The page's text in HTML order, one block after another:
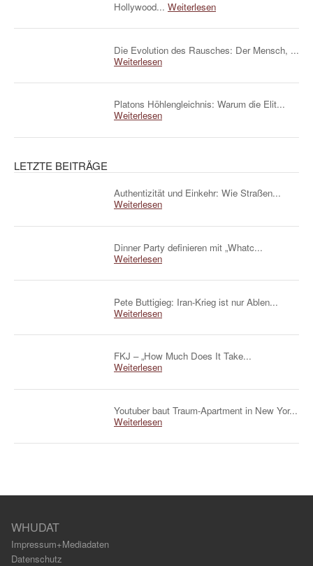
Hollywood... Weiterlesen
Die Evolution des Rausches: Der Mensch, ...
Weiterlesen
Platons Höhlengleichnis: Warum die Elit...
Weiterlesen
LETZTE BEITRÄGE
Authentizität und Einkehr: Wie Straßen...
Weiterlesen
Dinner Party definieren mit „Whatc...
Weiterlesen
Pete Buttigieg: Iran-Krieg ist nur Ablen...
Weiterlesen
FKJ – „How Much Does It Take...
Weiterlesen
Youtuber baut Traum-Apartment in New Yor...
Weiterlesen
WHUDAT
Impressum+Mediadaten
Datenschutz